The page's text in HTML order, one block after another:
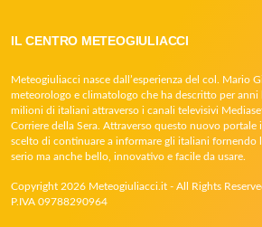
IL CENTRO METEOGIULIACCI
Meteogiuliacci nasce dall’esperienza del col. Mario
meteorologo e climatologo che ha descritto per
milioni di italiani attraverso i canali televisivi
Corriere della Sera. Attraverso questo nuovo
scelto di continuare a informare gli italiani fornendo
serio ma anche bello, innovativo e facile da usare.
Copyright 2026 Meteogiuliacci.it - All Rights
P.IVA 09788290964